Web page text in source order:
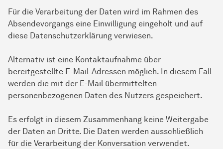
Für die Verarbeitung der Daten wird im Rahmen des
Absendevorgangs eine Einwilligung eingeholt und auf
diese Datenschutzerklärung verwiesen.
Alternativ ist eine Kontaktaufnahme über
bereitgestellte E-Mail-Adressen möglich. In diesem Fall
werden die mit der E-Mail übermittelten
personenbezogenen Daten des Nutzers gespeichert.
Es erfolgt in diesem Zusammenhang keine Weitergabe
der Daten an Dritte. Die Daten werden ausschließlich
für die Verarbeitung der Konversation verwendet.